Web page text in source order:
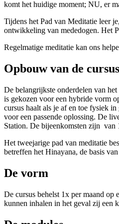
komt het huidige moment; NU, er
Tijdens het Pad van Meditatie leer
ontwikkeling van mededogen. Het
Regelmatige meditatie kan ons
Opbouw van de cursus
De belangrijkste onderdelen van
is gekozen voor een hybride vorm
cursus haalt als je af en toe fysiek
voor een passende oplossing. De
Station. De bijeenkomsten zijn van
Het tweejarige pad van meditatie
betreffen het Hinayana, de basis
De vorm
De cursus behelst 1x per maand
kunnen inhalen in het geval zij een